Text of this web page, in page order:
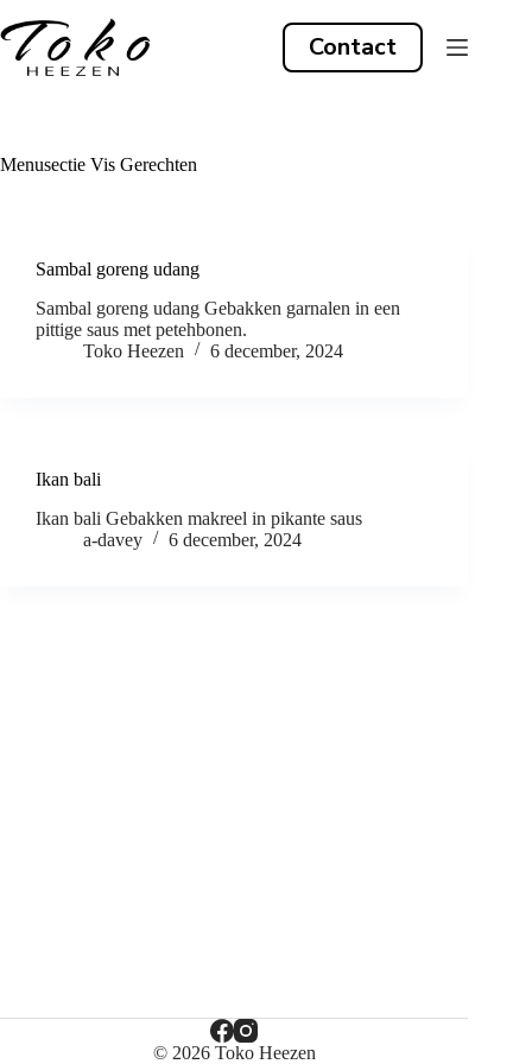
naar
de
inhoud
Contact
Menusectie Vis Gerechten
Sambal goreng udang
Sambal goreng udang Gebakken garnalen in een
pittige saus met petehbonen.
Toko Heezen
6 december, 2024
Ikan bali
Ikan bali Gebakken makreel in pikante saus
a-davey
6 december, 2024
© 2026 Toko Heezen